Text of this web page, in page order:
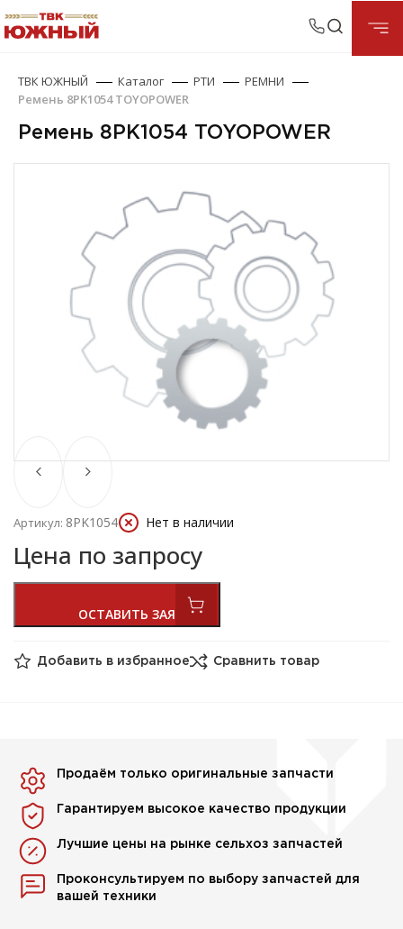
ТВК ЮЖНЫЙ Каталог РТИ
РЕМНИ
Ремень 8PK1054 TOYOPOWER
Ремень 8PK1054 TOYOPOWER
Артикул: 8PK1054 Нет в наличии
Цена по запросу
Добавить в избранное Сравнить товар
Продаём только оригинальные запчасти
Гарантируем высокое качество продукции
Лучшие цены на рынке сельхоз запчастей
Проконсультируем по выбору запчастей для
вашей техники